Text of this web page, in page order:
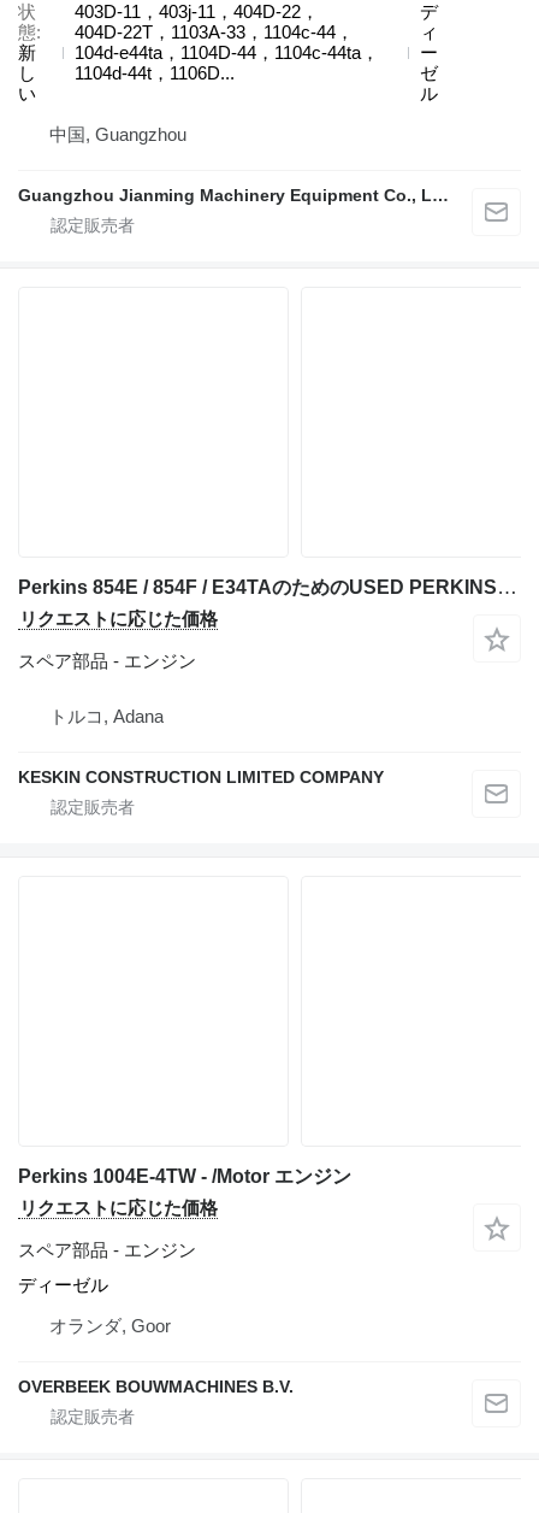
状
態
新
し
い
403D-11，403j-11，404D‑22，
404D‑22T，1103A-33，1104c-44，
104d-e44ta，1104D-44，1104c-44ta，
1104d-44t，1106D...
デ
ィ
ー
ゼ
ル
中国, Guangzhou
Guangzhou Jianming Machinery Equipment Co., Ltd.
Perkins 854E / 854F / E34TAのためのUSED PERKINS 854E 854F E34TA 3722/2200 E34TAN PARTS BLOCK CRANKS エンジン
リクエストに応じた価格
スペア部品 - エンジン
トルコ, Adana
KESKIN CONSTRUCTION LIMITED COMPANY
Perkins 1004E-4TW - /Motor エンジン
リクエストに応じた価格
スペア部品 - エンジン
ディーゼル
オランダ, Goor
OVERBEEK BOUWMACHINES B.V.